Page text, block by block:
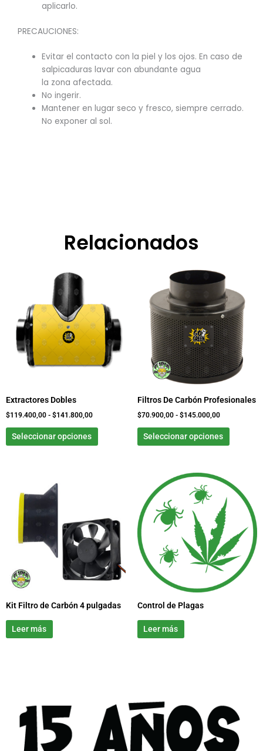
aplicarlo.
PRECAUCIONES:
Evitar el contacto con la piel y los ojos. En caso de
salpicaduras lavar con abundante agua
la zona afectada.
No ingerir.
Mantener en lugar seco y fresco, siempre cerrado.
No exponer al sol.
Relacionados
Extractores Dobles
$119.400,00 - $141.800,00
$119.400,00
$141.800,00
Seleccionar opciones
múltiples
variantes.
Las
opciones
se
página
Filtros De Carbón Profesionales
$70.900,00 - $145.000,00
Rango
de
precios:
desde
$70.900,00
hasta
$145.000,00
Seleccionar opciones
tiene
Las
se
pueden
en
página
Kit Filtro de Carbón 4 pulgadas
Leer más
Control de Plagas
Leer más